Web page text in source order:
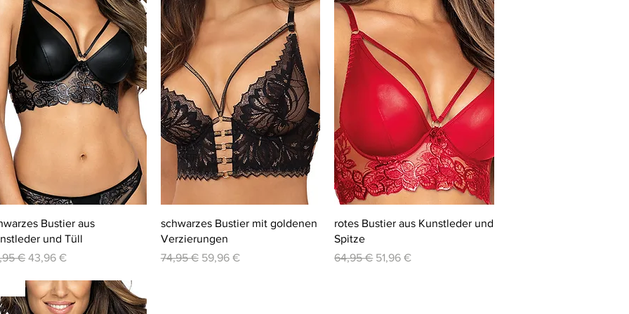
Schnellansicht
Bustier aus
und Tüll
€ Sale-Preis
43,96 €
Schnellansicht
schwarzes Bustier mit goldenen
Verzierungen
Standardpreis
74,95 € Sale-Preis
59,96 €
Schnellansicht
rotes Bustier aus Kunstleder und
Spitze
Standardpreis
64,95 € Sale-Preis
51,96 €